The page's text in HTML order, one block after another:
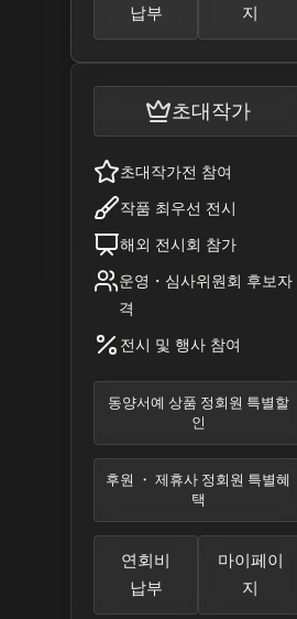
납부
지
초대작가
초대작가전 참여
작품 최우선 전시
해외 전시회 참가
운영・심사위원회 후보자
격
전시 및 행사 참여
동양서예 상품 정회원 특별할
인
후원 ・ 제휴사 정회원 특별혜
택
연회비
납부
마이페이
지